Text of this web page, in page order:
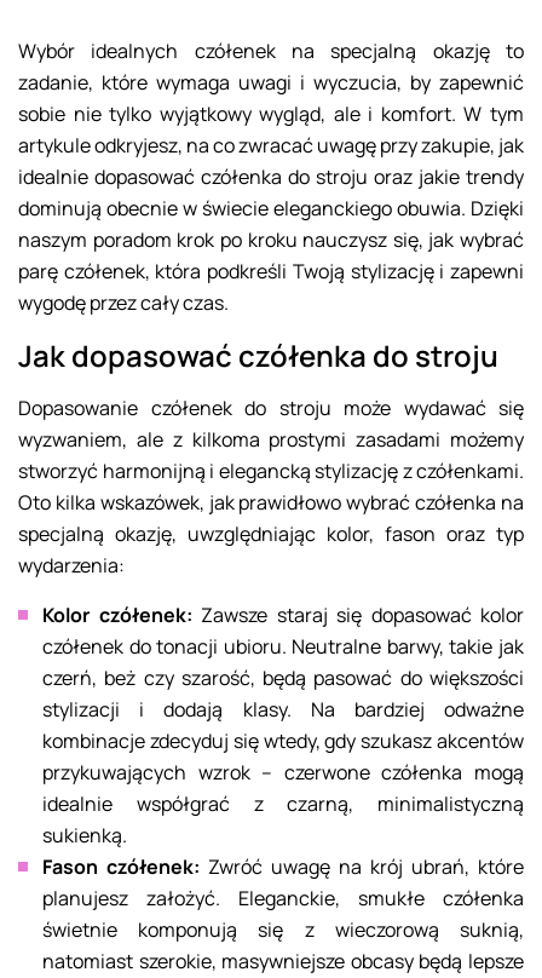
Wybór idealnych czółenek na specjalną okazję to
zadanie, które wymaga uwagi i wyczucia, by zapewnić
sobie nie tylko wyjątkowy wygląd, ale i komfort. W tym
artykule odkryjesz, na co zwracać uwagę przy zakupie, jak
idealnie dopasować czółenka do stroju oraz jakie trendy
dominują obecnie w świecie eleganckiego obuwia. Dzięki
naszym poradom krok po kroku nauczysz się, jak wybrać
parę czółenek, która podkreśli Twoją stylizację i zapewni
wygodę przez cały czas.
Jak dopasować czółenka do stroju
Dopasowanie czółenek do stroju może wydawać się
wyzwaniem, ale z kilkoma prostymi zasadami możemy
stworzyć harmonijną i elegancką stylizację z czółenkami.
Oto kilka wskazówek, jak prawidłowo wybrać czółenka na
specjalną okazję, uwzględniając kolor, fason oraz typ
wydarzenia:
Kolor czółenek: Zawsze staraj się dopasować kolor
czółenek do tonacji ubioru. Neutralne barwy, takie jak
czerń, beż czy szarość, będą pasować do większości
stylizacji i dodają klasy. Na bardziej odważne
kombinacje zdecyduj się wtedy, gdy szukasz akcentów
przykuwających wzrok – czerwone czółenka mogą
idealnie współgrać z czarną, minimalistyczną
sukienką.
Fason czółenek: Zwróć uwagę na krój ubrań, które
planujesz założyć. Eleganckie, smukłe czółenka
świetnie komponują się z wieczorową suknią,
natomiast szerokie, masywniejsze obcasy będą lepsze